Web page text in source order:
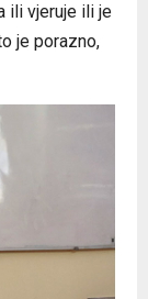
ili vjeruje ili je
je porazno,